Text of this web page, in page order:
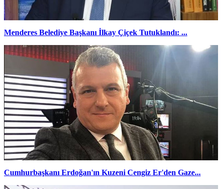
Menderes Belediye Başkanı İlkay Çiçek Tutuklandı: ...
Cumhurbaşkanı Erdoğan'ın Kuzeni Cengiz Er'den Gaze...